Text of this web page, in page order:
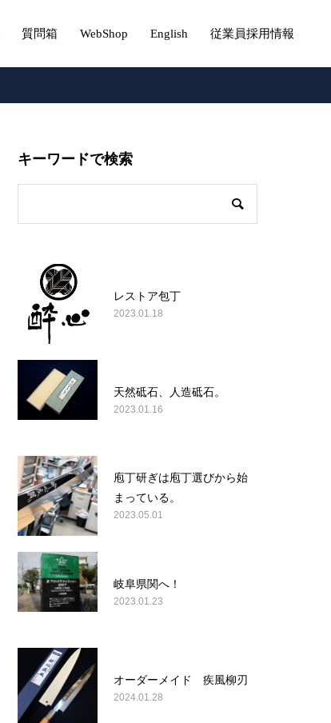
質問箱 WebShop English 従業員採用情報
キーワードで検索
レストア包丁
2023.01.18
天然砥石、人造砥石。
2023.01.16
庖丁研ぎは庖丁選びから始
まっている。
2023.05.01
岐阜県関へ！
2023.01.23
オーダーメイド 疾風柳刃
2024.01.28